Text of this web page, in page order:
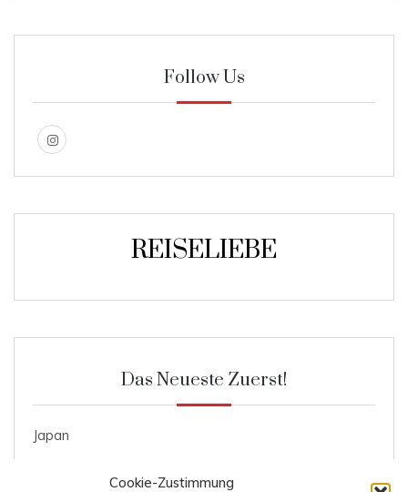
Cookie-Zustimmung
Follow Us
REISELIEBE
Das Neueste Zuerst!
Japan